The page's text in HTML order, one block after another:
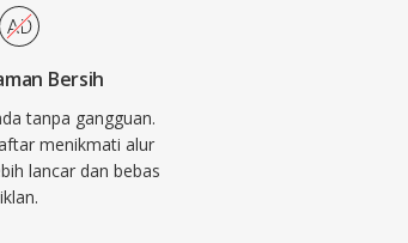
Bersih
tanpa gangguan.
menikmati alur
lancar dan bebas
iklan.